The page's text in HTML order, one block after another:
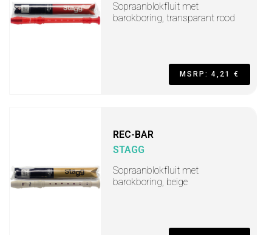
Sopraanblokfluit met
barokboring, transparant rood
MSRP: 4,21 €
REC-BAR
STAGG
Sopraanblokfluit met
barokboring, beige